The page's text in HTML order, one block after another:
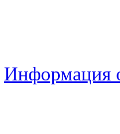
Информация